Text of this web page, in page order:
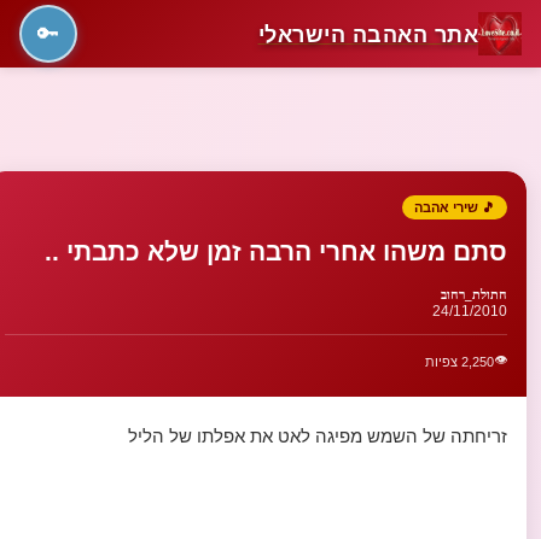
אתר האהבה הישראלי 🔑
🎵 שירי אהבה
סתם משהו אחרי הרבה זמן שלא כתבתי ..
חתולת_רחוב
24/11/2010
👁️2,250 צפיות
זריחתה של השמש מפיגה לאט את אפלתו של הליל